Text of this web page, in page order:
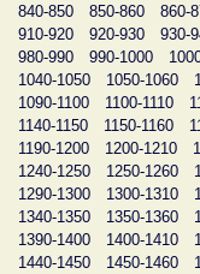
840-850
850-860 860-
910-920
920-930 930-
980-990
990-1000
1040-1050
1050-1060
1090-1100
1100-1110
1140-1150
1150-1160
1190-1200
1200-1210
1240-1250
1250-1260
1290-1300
1300-1310
1340-1350
1350-1360
1390-1400
1400-1410
1440-1450
1450-1460